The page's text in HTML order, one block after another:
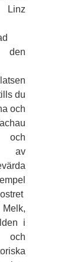
den
du
och
och
av
i
och